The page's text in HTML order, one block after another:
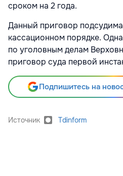
сроком на 2 года.
Данный приговор
кассационном порядке.
по уголовным делам
приговор суда первой
Подпишитесь на
Источник Tdinform